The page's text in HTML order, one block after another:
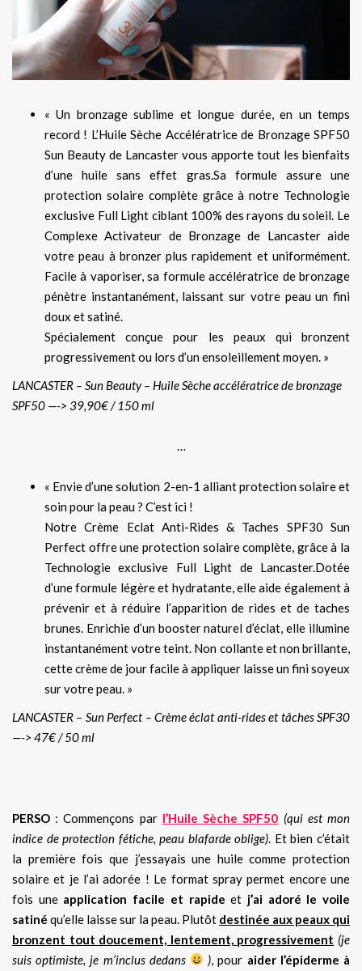
« Un bronzage sublime et longue durée, en un temps
record ! L’Huile Sèche Accélératrice de Bronzage SPF50
Sun Beauty de Lancaster vous apporte tout les bienfaits
d’une huile sans effet gras.Sa formule assure une
protection solaire complète grâce à notre Technologie
exclusive Full Light ciblant 100% des rayons du soleil. Le
Complexe Activateur de Bronzage de Lancaster aide
votre peau à bronzer plus rapidement et uniformément.
Facile à vaporiser, sa formule accélératrice de bronzage
pénètre instantanément, laissant sur votre peau un fini
doux et satiné.
Spécialement conçue pour les peaux qui bronzent
progressivement ou lors d’un ensoleillement moyen. »
LANCASTER – Sun Beauty – Huile Sèche accélératrice de bronzage
SPF50 —-> 39,90€ / 150 ml
…
« Envie d’une solution 2-en-1 alliant protection solaire et
soin pour la peau ? C’est ici !
Notre Crème Eclat Anti-Rides & Taches SPF30 Sun
Perfect offre une protection solaire complète, grâce à la
Technologie exclusive Full Light de Lancaster.Dotée
d’une formule légère et hydratante, elle aide également à
prévenir et à réduire l’apparition de rides et de taches
brunes. Enrichie d’un booster naturel d’éclat, elle illumine
instantanément votre teint. Non collante et non brillante,
cette crème de jour facile à appliquer laisse un fini soyeux
sur votre peau. »
LANCASTER – Sun Perfect – Crème éclat anti-rides et tâches SPF30
—-> 47€ / 50 ml
PERSO : Commençons par l’Huile Sèche SPF50 (qui est mon
indice de protection fétiche, peau blafarde oblige). Et bien c’était
la première fois que j’essayais une huile comme protection
solaire et je l’ai adorée ! Le format spray permet encore une
fois uneapplication facile et rapide et j’ai adoré le voile
satiné qu’elle laisse sur la peau. Plutôt destinée aux peaux qui
bronzent tout doucement, lentement, progressivement (je
suis optimiste, je m’inclus dedans
), pour aider l’épiderme à